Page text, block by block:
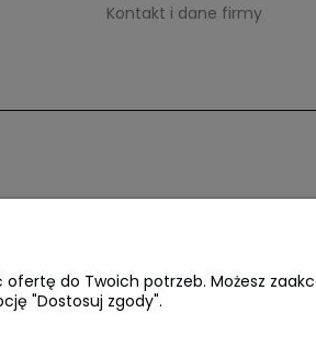
Kontakt i dane firmy
do Twoich potrzeb. Możesz
"Dostosuj zgody".